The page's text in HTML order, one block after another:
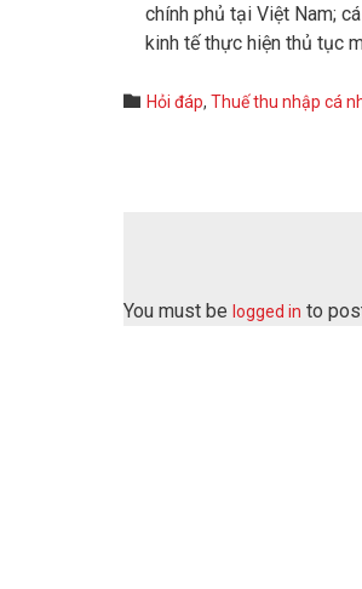
chính phủ tại Việt Nam;
kinh tế thực hiện thủ tục
 Category
Hỏi đáp, Thuế thu nhập cá
You must be logged in to